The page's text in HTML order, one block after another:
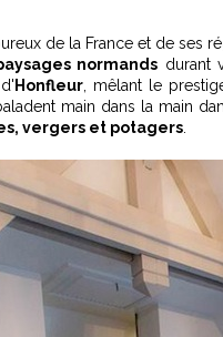
de la France et de ses
normands durant
Honfleur, mêlant le
main dans la main
vergers et potagers